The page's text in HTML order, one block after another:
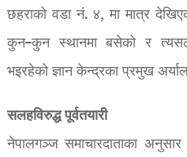
छहराको वडा नं. ४, मा मात्र
कुन–कुन स्थानमा बसेको र त्यसले
भइरहेको ज्ञान केन्द्रका प्रमुख
सलहविरुद्ध पूर्वतयारी
नेपालगञ्ज समाचारदाताका